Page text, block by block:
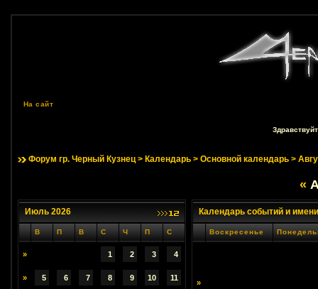
На сайт
Форум гр. Черный Кузнец> Календарь> Основной календарь>
«
Июль 2026
В П В С Ч П С
» 1 2 3 4
» 5 6 7 8 9 10 11
Календарь событий и
Воскресенье
»